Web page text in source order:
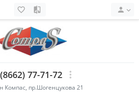
(8662) 77-71-72
Компас, пр.Шогенцукова 21